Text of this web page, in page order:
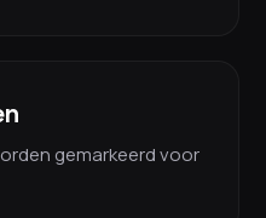
gemarkeerd voor